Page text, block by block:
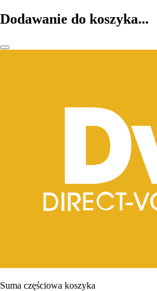
Dodawanie do koszyka...
Suma częściowa koszyka